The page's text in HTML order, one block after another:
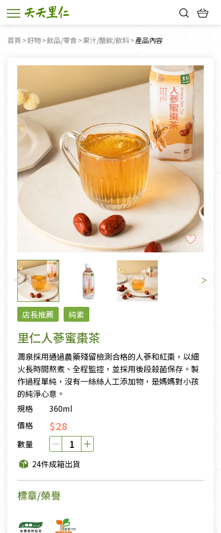
首頁 好物 飲品/零食 果汁/醋飲/飲料 目前頁面：
產品內容
店長推薦 純素
里仁人蔘蜜棗茶
潤泉採用通過農藥殘留檢測合格的人蔘和紅棗，以細
火長時間熬煮、全程監控，並採用後段殺菌保存。製
作過程單純，沒有一絲絲人工添加物，是媽媽對小孩
的純淨心意。
規格
360ml
價格
$28
數量
24件成箱出貨
標章/榮譽